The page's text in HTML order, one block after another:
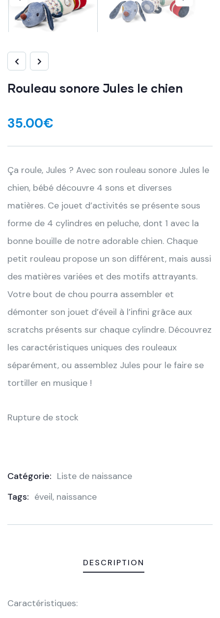
Rouleau sonore Jules le chien
35.00€
Ça roule, Jules ? Avec son rouleau sonore Jules le
chien, bébé découvre 4 sons et diverses
matières. Ce jouet d’activités se présente sous
forme de 4 cylindres en peluche, dont 1 avec la
bonne bouille de notre adorable chien. Chaque
petit rouleau propose un son différent, mais aussi
des matières variées et des motifs attrayants.
Votre bout de chou pourra assembler et
démonter son jouet d’éveil à l’infini grâce aux
scratchs présents sur chaque cylindre. Découvrez
les caractéristiques uniques des rouleaux
séparément, ou assemblez Jules pour le faire se
tortiller en musique !
Rupture de stock
Catégorie: Liste de naissance
Tags: éveil, naissance
DESCRIPTION
Caractéristiques: